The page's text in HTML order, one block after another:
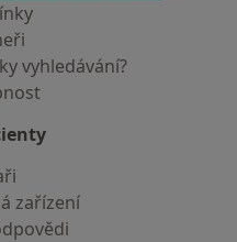
vyhledávání?
zařízení